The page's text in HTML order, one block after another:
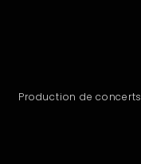
Production de concerts